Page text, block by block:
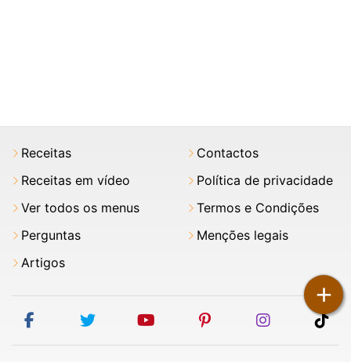
+
Receitas
Receitas em vídeo
Ver todos os menus
Perguntas
Artigos
Contactos
Política de privacidade
Termos e Condições
Menções legais
facebooktwitter youtubepinterestinstagram